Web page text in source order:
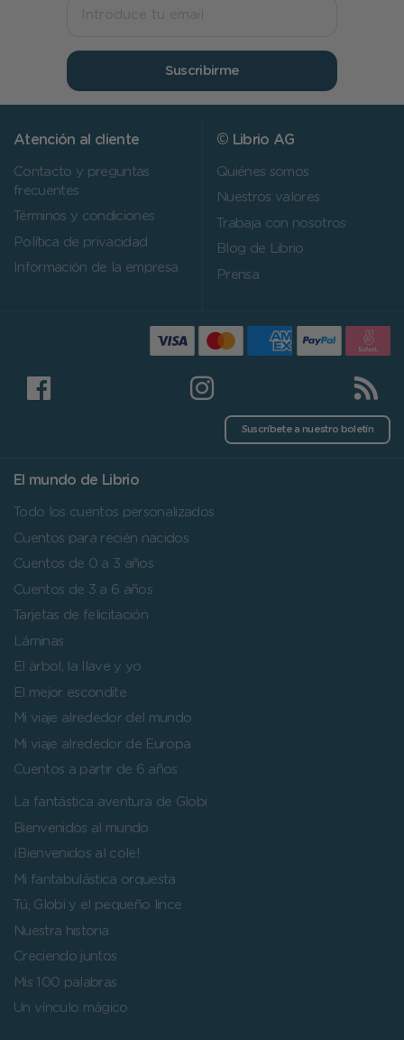
Suscribirme
Atención al cliente
Contacto y preguntas
frecuentes
Términos y condiciones
Política de privacidad
Información de la empresa
© Librio AG
Quiénes somos
Nuestros valores
Trabaja con nosotros
Blog de Librio
Prensa
Suscríbete a nuestro boletín
El mundo de Librio
Todo los cuentos personalizados
Cuentos para recién nacidos
Cuentos de 0 a 3 años
Cuentos de 3 a 6 años
Tarjetas de felicitación
Láminas
El árbol, la llave y yo
El mejor escondite
Mi viaje alrededor del mundo
Mi viaje alrededor de Europa
Cuentos a partir de 6 años
La fantástica aventura de Globi
Bienvenidos al mundo
¡Bienvenidos al cole!
Mi fantabulástica orquesta
Tú, Globi y el pequeño lince
Nuestra historia
Creciendo juntos
Mis 100 palabras
Un vínculo mágico